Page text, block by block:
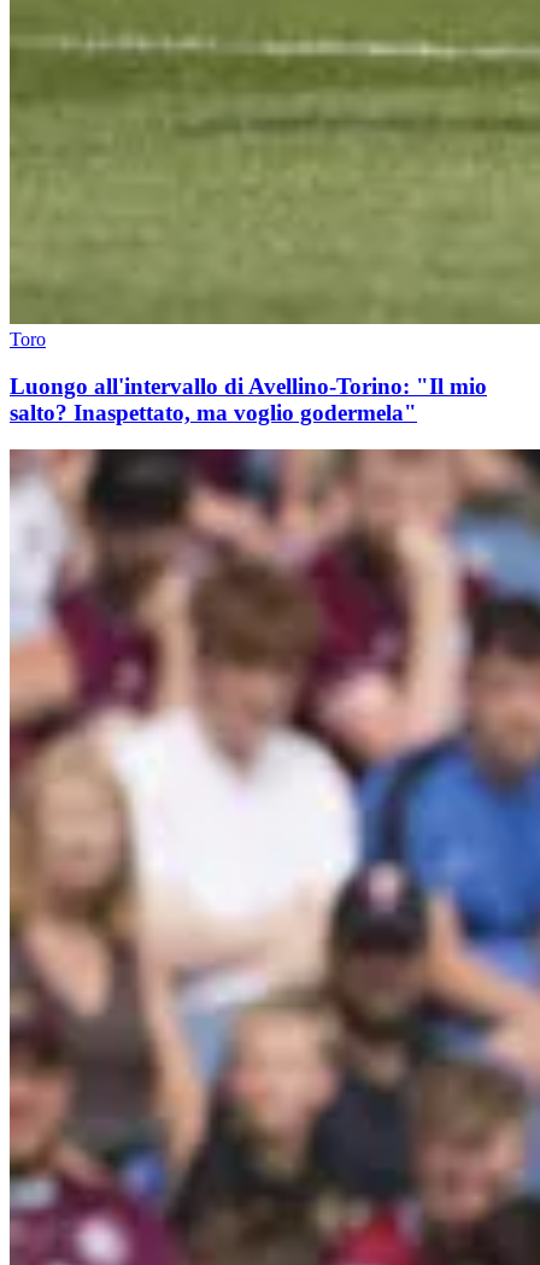
Toro
Luongo all'intervallo di Avellino-Torino: "Il mio
salto? Inaspettato, ma voglio godermela"